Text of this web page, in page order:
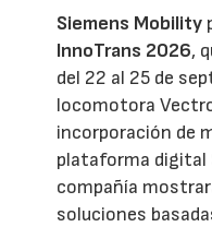
Siemens Mobility
InnoTrans 2026,
del 22 al 25 de
locomotora
incorporación de
plataforma digital
compañía
soluciones